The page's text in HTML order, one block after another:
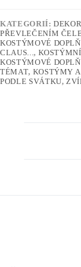
KATEGORIÍ:
PŘEVLEČENÍM
KOSTÝMOVÉ
CLAUS...,
KOSTÝMOVÉ
TÉMAT, KOSTÝMY
PODLE SVÁTKU,